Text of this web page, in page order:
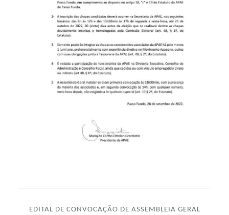
EDITAL DE CONVOCAÇÃO DE ASSEMBLEIA GERAL